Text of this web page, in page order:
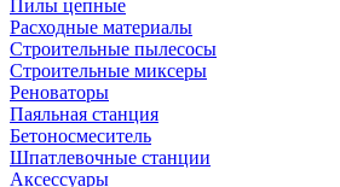
Пилы цепные
Расходные материалы
Строительные пылесосы
Строительные миксеры
Реноваторы
Паяльная станция
Бетоносмеситель
Шпатлевочные станции
Аксессуары